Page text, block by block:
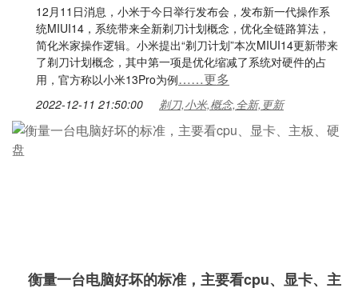
12月11日消息，小米于今日举行发布会，发布新一代操作系
统MIUI14，系统带来全新剃刀计划概念，优化全链路算法，
简化米家操作逻辑。小米提出“剃刀计划”本次MIUI14更新带来
了剃刀计划概念，其中第一项是优化缩减了系统对硬件的占
用，官方称以小米13Pro为例……更多
2022-12-11 21:50:00 剃刀,小米,概念,全新,更新
衡量一台电脑好坏的标准，主要看cpu、显卡、主